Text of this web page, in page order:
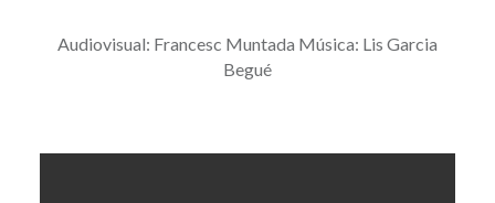
Audiovisual: Francesc Muntada Música: Lis Garcia
Begué